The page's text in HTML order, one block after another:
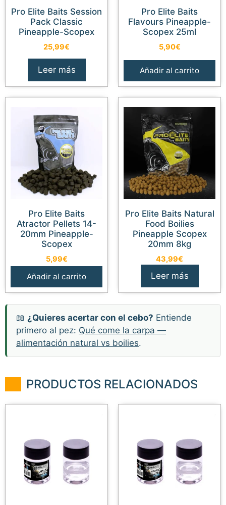
Pro Elite Baits Session
Pack Classic
Pineapple-Scopex
25,99€
Leer más
Pro Elite Baits
Flavours Pineapple-
Scopex 25ml
5,90€
Añadir al carrito
Pro Elite Baits
Atractor Pellets 14-
20mm Pineapple-
Scopex
5,99€
Añadir al carrito
Pro Elite Baits Natural
Food Boilies
Pineapple Scopex
20mm 8kg
43,99€
Leer más
📖 ¿Quieres acertar con el cebo? Entiende
primero al pez: Qué come la carpa —
alimentación natural vs boilies.
PRODUCTOS RELACIONADOS